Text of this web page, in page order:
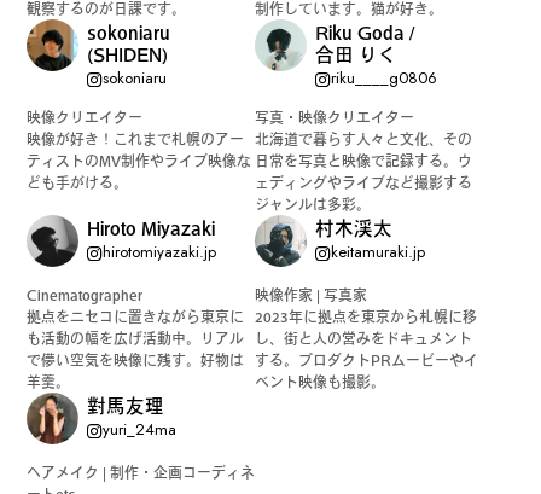
観察するのが日課です。
制作しています。猫が好き。
sokoniaru
(SHIDEN)
sokoniaru
映像クリエイター
映像が好き！これまで札幌のアー
ティストのMV制作やライブ映像な
ども手がける。
Riku Goda /
合田 りく
riku____g0806
写真・映像クリエイター
北海道で暮らす人々と文化、その
日常を写真と映像で記録する。ウ
ェディングやライブなど撮影する
ジャンルは多彩。
Hiroto Miyazaki
hirotomiyazaki.jp
Cinematographer
拠点をニセコに置きながら東京に
も活動の幅を広げ活動中。リアル
で儚い空気を映像に残す。好物は
羊羹。
村木渓太
keitamuraki.jp
映像作家 | 写真家
2023年に拠点を東京から札幌に移
し、街と人の営みをドキュメント
する。プロダクトPRムービーやイ
ベント映像も撮影。
對馬友理
yuri_24ma
ヘアメイク | 制作・企画コーディネ